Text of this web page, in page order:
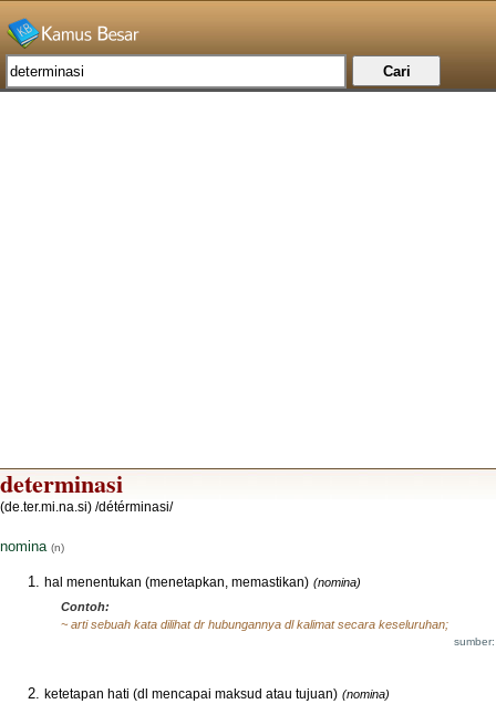
determinasi
(de.ter.mi.na.si) /détérminasi/
nomina (n)
hal menentukan (menetapkan, memastikan) (nomina)
Contoh:
~ arti sebuah kata dilihat dr hubungannya dl kalimat secara keseluruhan;
ketetapan hati (dl mencapai maksud atau tujuan) (nomina)